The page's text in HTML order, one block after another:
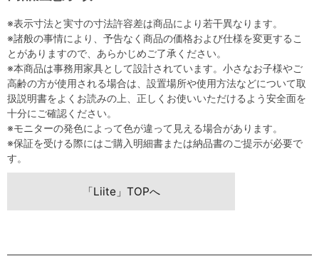
※表示寸法と実寸の寸法許容差は商品により若干異なります。
※諸般の事情により、予告なく商品の価格および仕様を変更するこ
とがありますので、あらかじめご了承ください。
※本商品は事務用家具として設計されています。小さなお子様やご
高齢の方が使用される場合は、設置場所や使用方法などについて取
扱説明書をよくお読みの上、正しくお使いいただけるよう安全面を
十分にご確認ください。
※モニターの発色によって色が違って見える場合があります。
※保証を受ける際にはご購入明細書または納品書のご提示が必要で
す。
「Liite」TOPへ